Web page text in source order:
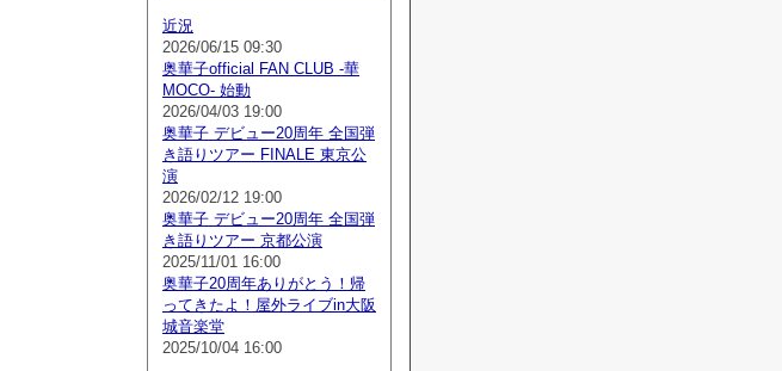
近況
2026/06/15 09:30
奥華子official FAN CLUB -華
MOCO- 始動
2026/04/03 19:00
奥華子 デビュー20周年 全国弾
き語りツアー FINALE 東京公
演
2026/02/12 19:00
奥華子 デビュー20周年 全国弾
き語りツアー 京都公演
2025/11/01 16:00
奥華子20周年ありがとう！帰
ってきたよ！屋外ライブin大阪
城音楽堂
2025/10/04 16:00